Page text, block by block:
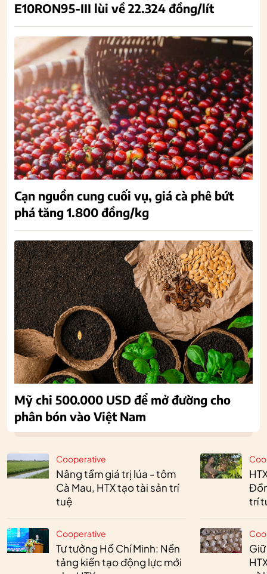
Cooperative
Nâng tầm giá trị lúa - tôm
Cà Mau, HTX tạo tài sản trí
tuệ
Cooperative
Tư tưởng Hồ Chí Minh: Nền
tảng kiến tạo động lực mới
trí
E10RON95-III lùi về 22.324 đồng/lít
Cạn nguồn cung cuối vụ, giá cà phê bứt
phá tăng 1.800 đồng/kg
Mỹ chi 500.000 USD để mở đường cho
phân bón vào Việt Nam